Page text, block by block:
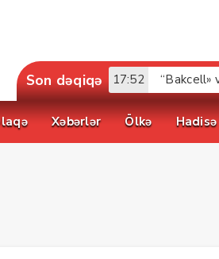
Son dəqiqə 17:52
Xəbərlər Ölkə Hadisə